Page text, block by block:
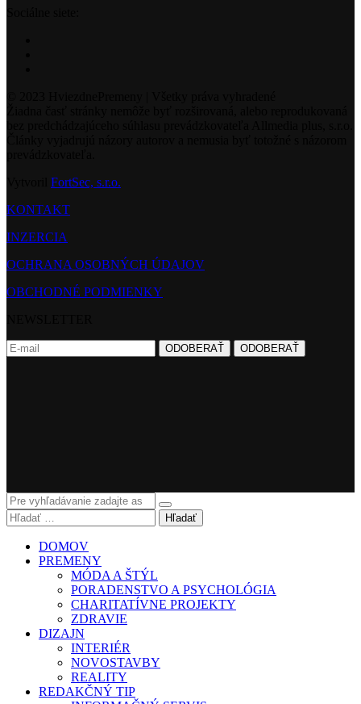
FortSec, s.r.o.
KONTAKT
INZERCIA
OCHRANA OSOBNÝCH ÚDAJOV
OBCHODNÉ PODMIENKY
Hľadať
DOMOV
PREMENY
MÓDA A ŠTÝL
PORADENSTVO A PSYCHOLÓGIA
CHARITATÍVNE PROJEKTY
ZDRAVIE
DIZAJN
INTERIÉR
NOVOSTAVBY
REALITY
REDAKČNÝ TIP